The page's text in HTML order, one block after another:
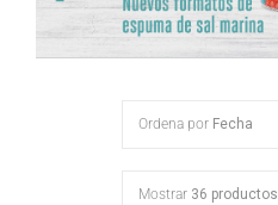
Ordena por Fecha
Mostrar 36 productos